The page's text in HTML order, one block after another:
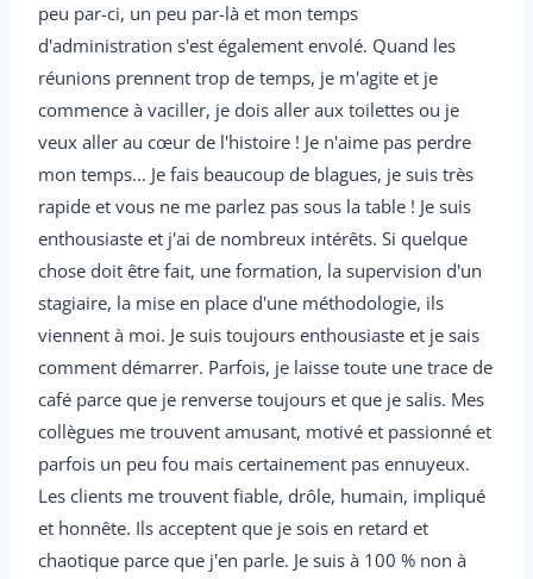
peu par-ci, un peu par-là et mon temps
d'administration s'est également envolé. Quand les
réunions prennent trop de temps, je m'agite et je
commence à vaciller, je dois aller aux toilettes ou je
veux aller au cœur de l'histoire ! Je n'aime pas perdre
mon temps... Je fais beaucoup de blagues, je suis très
rapide et vous ne me parlez pas sous la table ! Je suis
enthousiaste et j'ai de nombreux intérêts. Si quelque
chose doit être fait, une formation, la supervision d'un
stagiaire, la mise en place d'une méthodologie, ils
viennent à moi. Je suis toujours enthousiaste et je sais
comment démarrer. Parfois, je laisse toute une trace de
café parce que je renverse toujours et que je salis. Mes
collègues me trouvent amusant, motivé et passionné et
parfois un peu fou mais certainement pas ennuyeux.
Les clients me trouvent fiable, drôle, humain, impliqué
et honnête. Ils acceptent que je sois en retard et
chaotique parce que j'en parle. Je suis à 100 % non à